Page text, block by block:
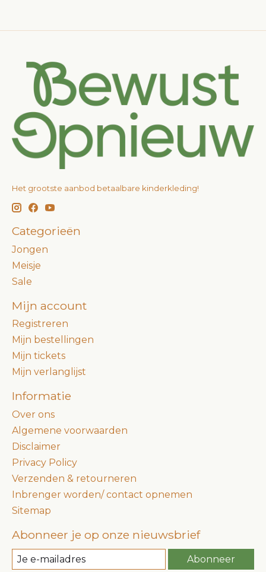
Het grootste aanbod betaalbare kinderkleding!
Categorieën
Jongen
Meisje
Sale
Mijn account
Registreren
Mijn bestellingen
Mijn tickets
Mijn verlanglijst
Informatie
Over ons
Algemene voorwaarden
Disclaimer
Privacy Policy
Verzenden & retourneren
Inbrenger worden/ contact opnemen
Sitemap
Abonneer je op onze nieuwsbrief
Abonneer